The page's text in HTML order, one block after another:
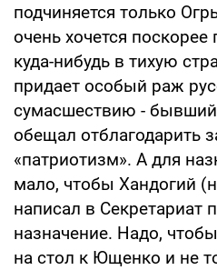
подчиняется только
очень хочется
куда-нибудь в тихую
придает особый раж
сумасшествию -
обещал отблагодарить
«патриотизм». А для
мало, чтобы Хандогий
написал в Секретариат
назначение. Надо,
на стол к Ющенко и не